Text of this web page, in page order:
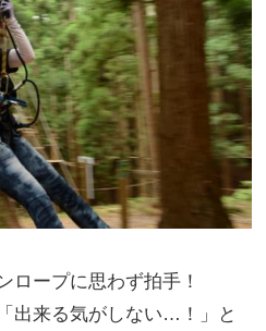
ロープに思わず拍手！
出来る気がしない…！」と